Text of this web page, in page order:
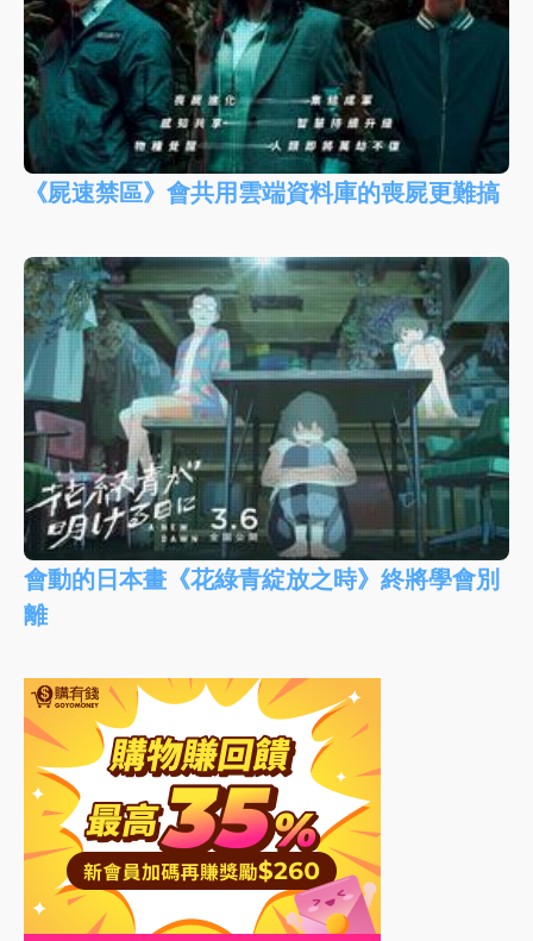
《屍速禁區》會共用雲端資料庫的喪屍更難搞
會動的日本畫《花綠青綻放之時》終將學會別
離